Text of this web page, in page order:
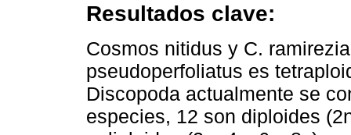
Resultados clave:
Cosmos nitidus y C.
pseudoperfoliatus es
Discopoda actualmente se
especies, 12 son diploides